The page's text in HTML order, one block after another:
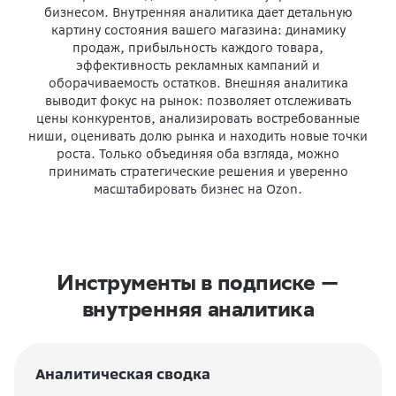
бизнесом. Внутренняя аналитика дает детальную
картину состояния вашего магазина: динамику
продаж, прибыльность каждого товара,
эффективность рекламных кампаний и
оборачиваемость остатков. Внешняя аналитика
выводит фокус на рынок: позволяет отслеживать
цены конкурентов, анализировать востребованные
ниши, оценивать долю рынка и находить новые точки
роста. Только объединяя оба взгляда, можно
принимать стратегические решения и уверенно
масштабировать бизнес на Ozon.
Инструменты в подписке —
внутренняя аналитика
Аналитическая сводка